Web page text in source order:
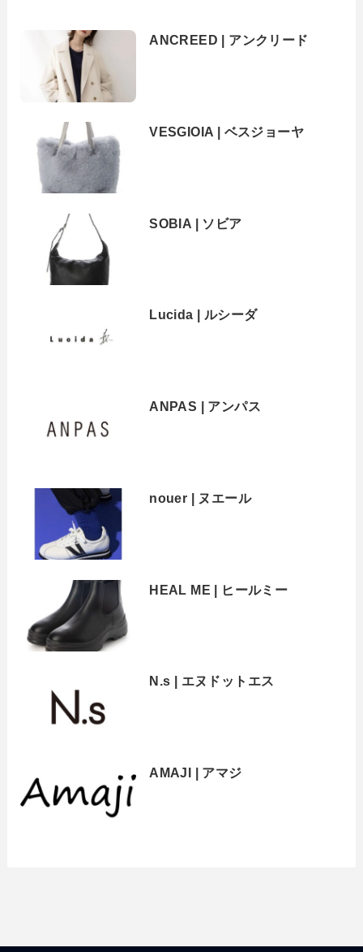
ANCREED | アンクリード
VESGIOIA | ベスジョーヤ
SOBIA | ソビア
Lucida | ルシーダ
ANPAS | アンパス
nouer | ヌエール
HEAL ME | ヒールミー
N.s | エヌドットエス
AMAJI | アマジ